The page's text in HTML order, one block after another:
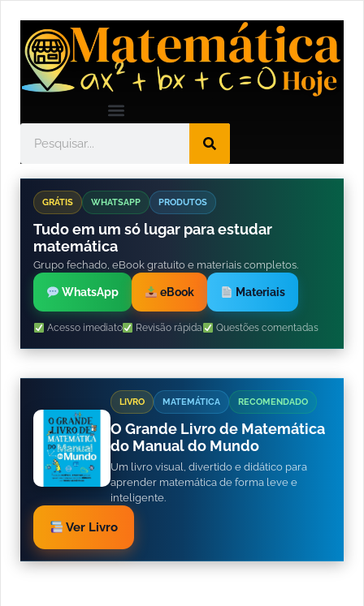
GRÁTIS WHATSAPP PRODUTOS
Tudo em um só lugar para estudar
matemática
Grupo fechado, eBook gratuito e materiais completos.
WhatsApp eBook Materiais
Acesso imediato Revisão rápida Questões comentadas
LIVRO MATEMÁTICA RECOMENDADO
O Grande Livro de Matemática
do Manual do Mundo
Um livro visual, divertido e didático para
aprender matemática de forma leve e
inteligente.
Ver Livro